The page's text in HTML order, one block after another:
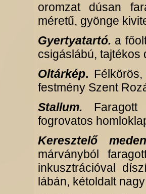
oromzat dúsan
méretű, gyönge
Gyertyatartó. a
csigáslábú, tajtékos
Oltárkép.
festmény Szent
Stallum. Faragott
fogrovatos
Keresztelő
márványból
inkusztrációval
lábán, kétoldalt